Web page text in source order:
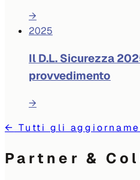
→
2025
Il D.L. Sicurezza
provvedimento
→
← Tutti gli
Partner &